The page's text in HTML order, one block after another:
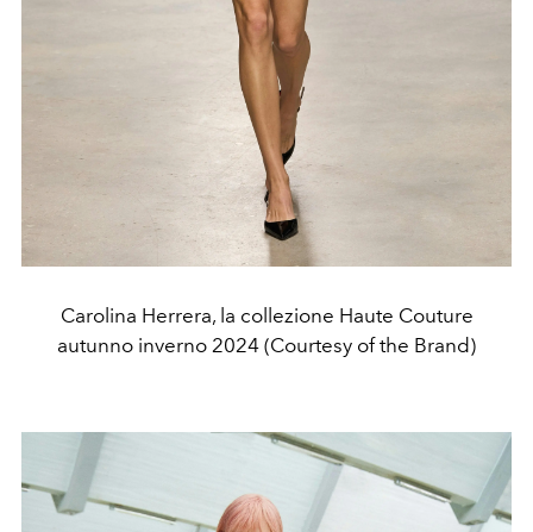
Carolina Herrera, la collezione Haute Couture
autunno inverno 2024 (Courtesy of the Brand)